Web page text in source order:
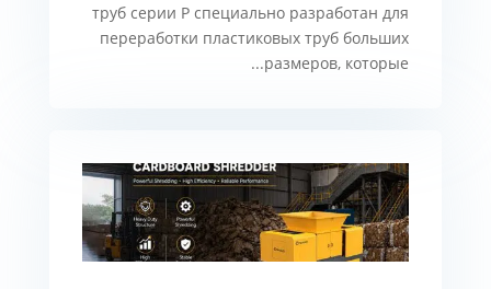
труб серии P специально разработан для
переработки пластиковых труб больших
размеров, которые...